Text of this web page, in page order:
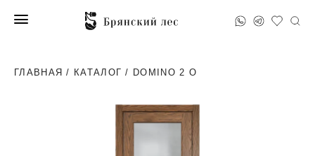
ГЛАВНАЯ / КАТАЛОГ / DOMINO 2 O